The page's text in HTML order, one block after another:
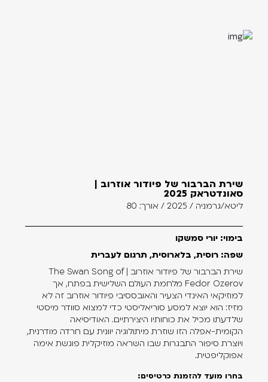
שירת הברבור של פיודור אוזרוב |
סאונדטראק 2025
ליטא/גרמניה / 2025 / אורך: 80
בימוי: יורי סמשקו
שפה: רוסית, בלארוסית, תרגום לעברית
שירת הברבור של פיודור אוזרוב | The Swan Song of
Fedor Ozerov מלחמת העולם השלישית בפתח, אך
למוזיקאי האינדי הצעיר והאובססיבי פיודור אוזרוב זה לא
מזיז: הוא יוצא למסע סוריאליסטי כדי למצוא סוודר מיסטי
שלדעתו מכיל את כוחותיו היצירתיים. האודיסיאה
הקומית-אפלה הזו שוזרת מיתולוגיה יוונית עם חרדה מודרנית,
ויוצרת סיפור התבגרות שבו השראה מוזיקלית פוגשת אימה
אפוקליפטית.
בחרו מועד להזמנת כרטיסים: